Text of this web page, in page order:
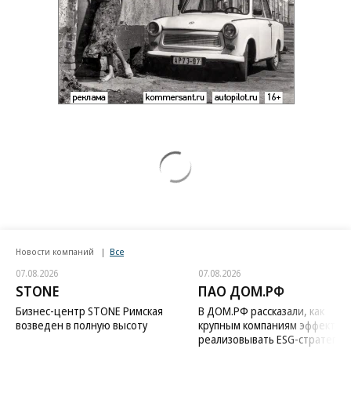
Новости компаний Все
07.08.2026
STONE
Бизнес-центр STONE Римская
возведен в полную высоту
07.08.2026
ПАО ДОМ.РФ
В ДОМ.РФ рассказали, как
крупным компаниям
реализовывать ESG-стратегию